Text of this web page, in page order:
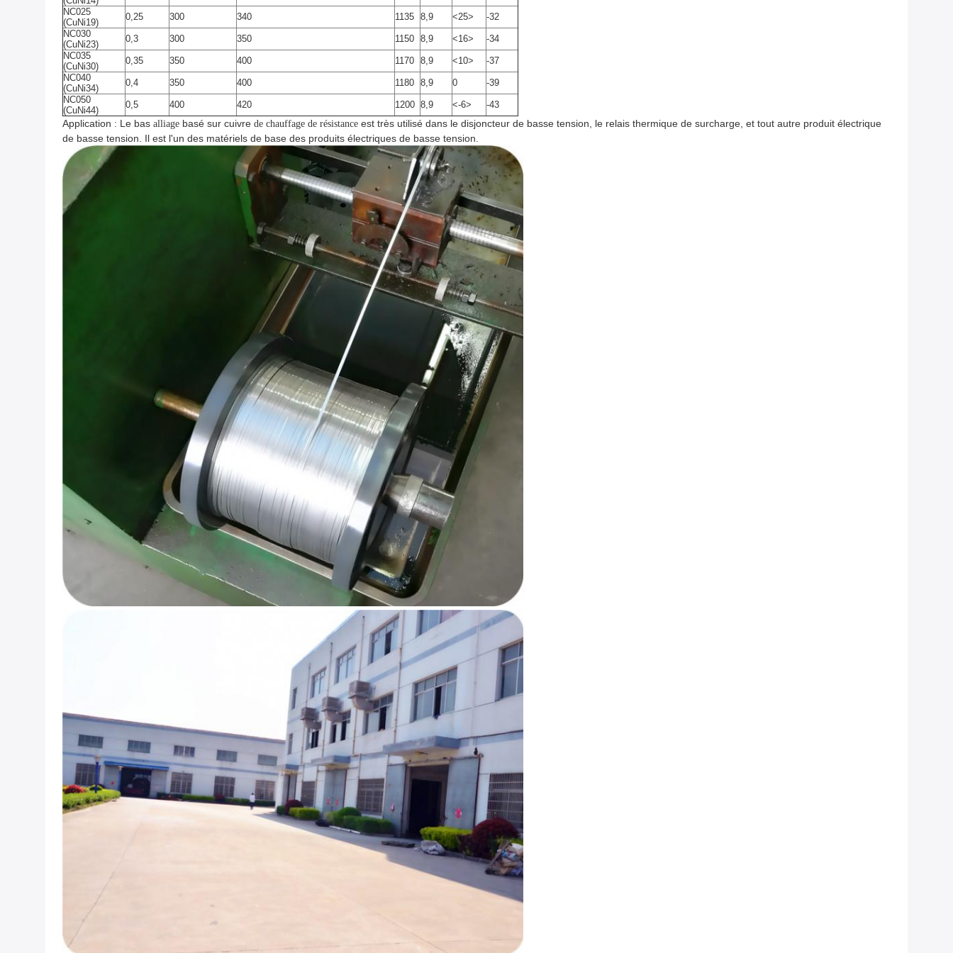
NC025
(CuNi19)
0,25 300 340 1135 8,9 <25>
-32
NC030
(CuNi23)
0,3 300 350 1150 8,9 <16>
-34
NC035
(CuNi30)
0,35 350 400 1170 8,9 <10>
-37
NC040
(CuNi34)
0,4 350 400 1180 8,9 0
-39
NC050
(CuNi44)
0,5 400 420 1200 8,9 <-6> -43
Application : Le bas alliage basé sur cuivre de chauffage de résistance est très utilisé dans le disjoncteur de basse tension, le relais thermique de surcharge, et tout autre produit électrique
de basse tension. Il est l'un des matériels de base des produits électriques de basse tension.